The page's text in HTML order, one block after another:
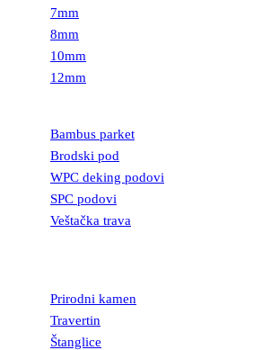
7mm
8mm
10mm
12mm
Bambus parket
Brodski pod
WPC deking podovi
SPC podovi
Veštačka trava
Prirodni kamen
Travertin
Štanglice